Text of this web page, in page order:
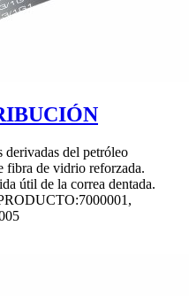
derivadas del petróleo
fibra de vidrio reforzada.
útil de la correa dentada.